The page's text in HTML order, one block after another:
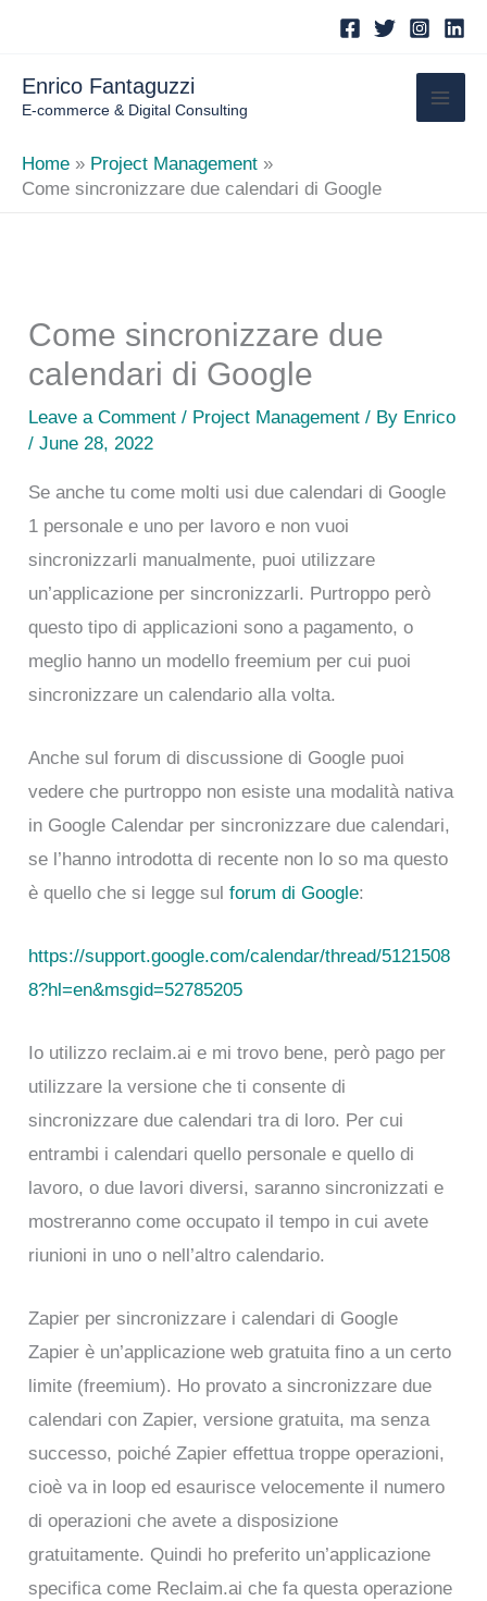
content
Enrico Fantaguzzi
E-commerce & Digital Consulting
Home
Project Management
Come sincronizzare due calendari di Google
Come sincronizzare due
calendari di Google
Leave a Comment / Project Management / By Enrico
/ June 28, 2022
Se anche tu come molti usi due calendari di Google
1 personale e uno per lavoro e non vuoi
sincronizzarli manualmente, puoi utilizzare
un’applicazione per sincronizzarli. Purtroppo però
questo tipo di applicazioni sono a pagamento, o
meglio hanno un modello freemium per cui puoi
sincronizzare un calendario alla volta.
Anche sul forum di discussione di Google puoi
vedere che purtroppo non esiste una modalità nativa
in Google Calendar per sincronizzare due calendari,
se l’hanno introdotta di recente non lo so ma questo
è quello che si legge sulforum di Google:
https://support.google.com/calendar/thread/5121508
8?hl=en&msgid=52785205
Io utilizzo reclaim.ai e mi trovo bene, però pago per
utilizzare la versione che ti consente di
sincronizzare due calendari tra di loro. Per cui
entrambi i calendari quello personale e quello di
lavoro, o due lavori diversi, saranno sincronizzati e
mostreranno come occupato il tempo in cui avete
riunioni in uno o nell’altro calendario.
Zapier per sincronizzare i calendari di Google
Zapier è un’applicazione web gratuita fino a un certo
limite (freemium). Ho provato a sincronizzare due
calendari con Zapier, versione gratuita, ma senza
successo, poiché Zapier effettua troppe operazioni,
cioè va in loop ed esaurisce velocemente il numero
di operazioni che avete a disposizione
gratuitamente. Quindi ho preferito un’applicazione
specifica come Reclaim.ai che fa questa operazione